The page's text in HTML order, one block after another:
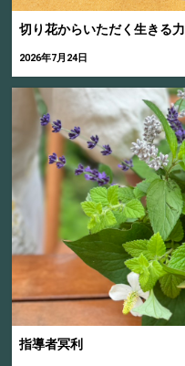
切り花からいただく生きる力
2026年7月24日
指導者冥利